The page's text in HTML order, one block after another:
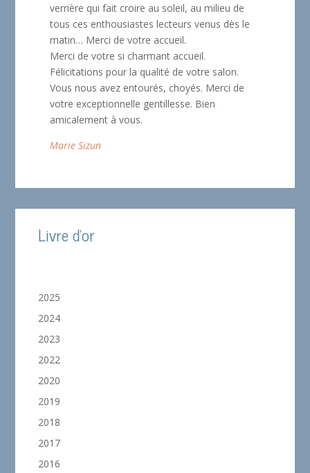
verrière qui fait croire au soleil, au milieu de
tous ces enthousiastes lecteurs venus dès le
matin… Merci de votre accueil.
Merci de votre si charmant accueil.
Félicitations pour la qualité de votre salon.
Vous nous avez entourés, choyés. Merci de
votre exceptionnelle gentillesse. Bien
amicalement à vous.
Marie Sizun
Livre d'or
2025
2024
2023
2022
2020
2019
2018
2017
2016